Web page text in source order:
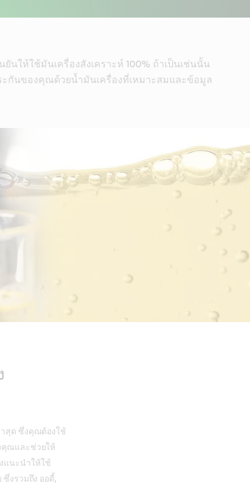
นให้ใช้มันเครื่องสังเคราะห์ 100% ถ้าเป็นเช่นนั้น
กันของคุณด้วยน้ำมันเครื่องที่เหมาะสมและข้อมูล
าสุด ซึ่งคุณต้องใช้
คุณและช่วยให้
แนะนำให้ใช้
งรวมถึง ออดี้,